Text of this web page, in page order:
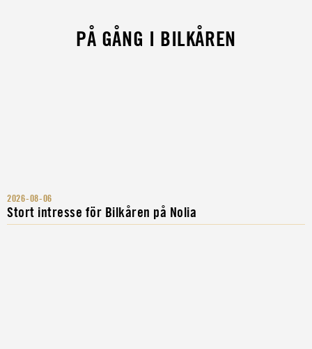
PÅ GÅNG I BILKÅREN
2026-08-06
Stort intresse för Bilkåren på Nolia